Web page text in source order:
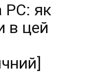
PC: як
в цей